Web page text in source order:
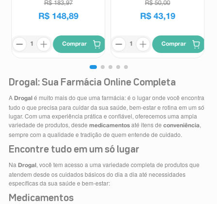
R$ 183,97
R$ 148,89
Comprar
R$ 50,00
R$ 43,19
Comprar
Drogal: Sua Farmácia Online Completa
A Drogal é muito mais do que uma farmácia: é o lugar onde você encontra
tudo o que precisa para cuidar da sua saúde, bem-estar e rotina em um só
lugar. Com uma experiência prática e confiável, oferecemos uma ampla
variedade de produtos, desde medicamentosaté itens de conveniência,
sempre com a qualidade e tradição de quem entende de cuidado.
Encontre tudo em um só lugar
Na Drogal , você tem acesso a uma variedade completa de produtos que
atendem desde os cuidados básicos do dia a dia até necessidades
específicas da sua saúde e bem-estar:
Medicamentos